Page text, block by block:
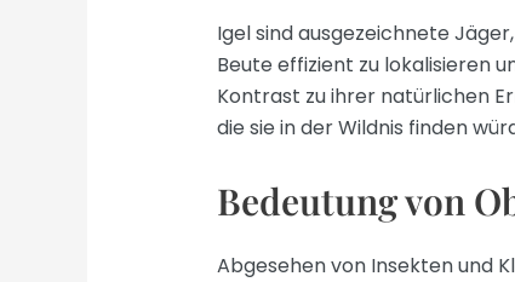
Igel sind ausgezeichnete
Beute effizient zu lokalisieren
Kontrast zu ihrer natürlichen
die sie in der Wildnis finden
Bedeutung von
Abgesehen von Insekten und